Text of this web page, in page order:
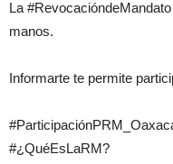
La
manos.
Informarte te permite
#¿QuéEsLaRM?